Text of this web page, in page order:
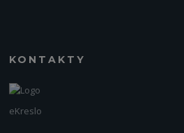
KONTAKTY
eKreslo